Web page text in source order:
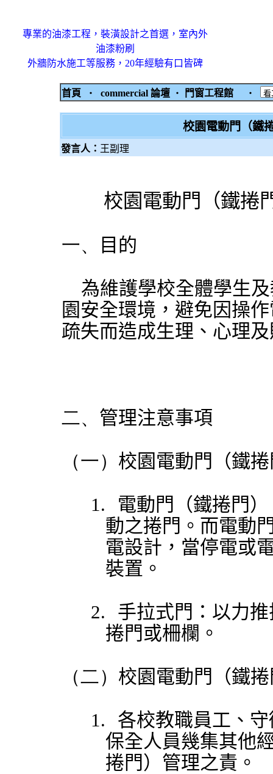
專業的油漆工程，裝潢設計之首選，室內外
油漆粉刷
外牆防水施工等服務，20年經驗有口皆碑
首頁 ‧ commercial 論壇 ‧ 門窗工程館 ‧
校園電動門（鐵
發言人： 王副理
校園電動門（鐵捲
一、 目的
為維護學校全體學生
園安全環境，避免因操
疏失而造成生理、心理
二、 管理注意事項
（一） 校園電動門（鐵
1.
電動門（鐵捲門
動之捲門。而電動
電設計，當停電或
裝置。
2.
手拉式門：以力
捲門或柵欄。
（二） 校園電動門（鐵
1.
各校教職員工、
保全人員幾集其他
捲門）管理之責。